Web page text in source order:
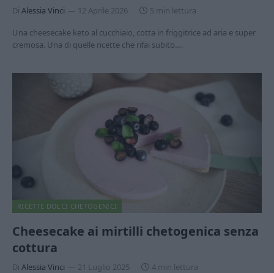
Di Alessia Vinci 12 Aprile 2026
5 min lettura
Una cheesecake keto al cucchiaio, cotta in friggitrice ad aria e super
cremosa. Una di quelle ricette che rifai subito.…
RICETTE DOLCI CHETOGENICI
Cheesecake ai mirtilli chetogenica senza
cottura
Di Alessia Vinci 21 Luglio 2025
4 min lettura